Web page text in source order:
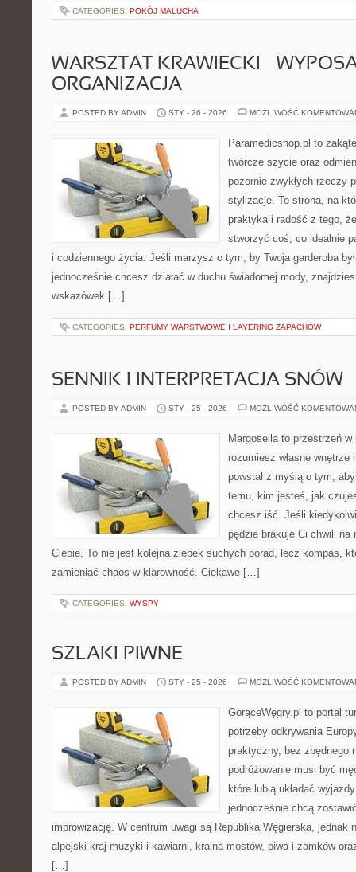
CATEGORIES: POKÓJ MALUCHA
WARSZTAT KRAWIECKI –
ORGANIZACJA
POSTED BY ADMIN STY - 26 - 2026 MOŻLIWOŚĆ
Paramedicshop.pl to
twórcze szycie oraz
pozornie zwykłych rzeczy
stylizacje. To strona, na
praktyka i radość z tego,
stworzyć coś, co idealnie
i codziennego życia. Jeśli marzysz o tym, by Twoja garderoba
jednocześnie chcesz działać w duchu świadomej mody,
wskazówek […]
CATEGORIES: PERFUMY WARSTWOWE I LAYERING ZAPACHÓW
SENNIK I INTERPRETACJA SNÓW
POSTED BY ADMIN STY - 25 - 2026 MOŻLIWOŚĆ
Margoseila to przestrzeń
rozumiesz własne
powstał z myślą o tym,
temu, kim jesteś, jak
chcesz iść. Jeśli
pędzie brakuje Ci chwili na
Ciebie. To nie jest kolejna zlepek suchych porad, lecz kompas,
zamieniać chaos w klarowność. Ciekawe […]
CATEGORIES: WYSPY
SZLAKI PIWNE
POSTED BY ADMIN STY - 25 - 2026 MOŻLIWOŚĆ
GorąceWęgry.pl to portal
potrzeby odkrywania
praktyczny, bez zbędnego
podróżowanie musi być
które lubią układać
jednocześnie chcą
improwizację. W centrum uwagi są Republika Węgierska, jednak
alpejski kraj muzyki i kawiarni, kraina mostów, piwa i zamków
[…]